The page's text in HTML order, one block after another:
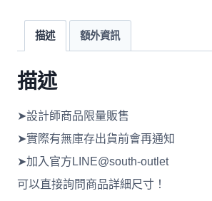
描述 額外資訊
描述
➤設計師商品限量販售
➤實際有無庫存出貨前會再通知
➤加入官方LINE@south-outlet
可以直接詢問商品詳細尺寸！